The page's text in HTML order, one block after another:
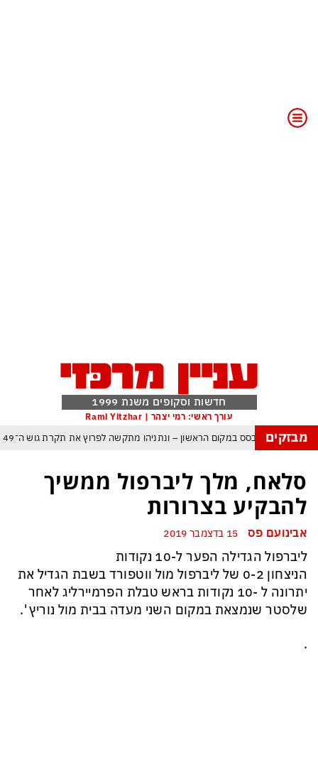
חדשות וסקופים משנת 1999
עורך ראשי: רמי יצהר | Rami Yitzhar
מבזקים
– איזנקוט מתבסס במקום הראשון – ונתניהו מתקשה לפרוץ את תקרת גוש ה־49
עומאן לגבי תפעול משותף של מצר הורמוז – אם טראמפ יאשר המלחמה תסתיים
ומיירטים להגנה – טראמפ נשאר רק עם ציוצי האיום המגוחכים שלא מזיזים לטהרן
כמדיניות: כך הפכה ההוצאה להורג לכלי ההרתעה המרכזי של המשטר האיראני
א-סיסי, ארדואן ושליט קטאר מכנסים פגישת ״כיפה אדומה״ לנתניהו בנושא עזה
סלאח, מלך ליברפול ממשיך
להבקיע בצרורות
אבינועם פס
ליברפול הגדילה הפער ל-10 נקודות
הניצחון 0-2 של ליברפול מול ווטפורד בשבת הגדיל את
יתרונה ל -10 נקודות בראש טבלת הפרמיירליג לאחר
שלסטר שנמצאת במקום השני מעדה בבית מול נוריץ '.
.